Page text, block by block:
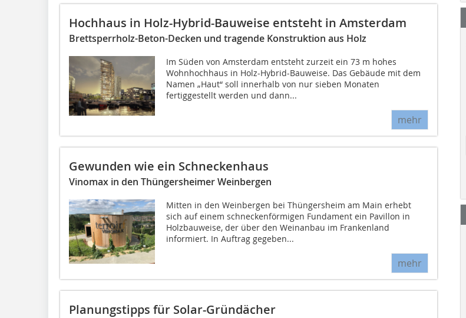
Hochhaus in Holz-Hybrid-Bauweise entsteht in Amsterdam
Brettsperrholz-Beton-Decken und tragende Konstruktion aus Holz
Im Süden von Amsterdam entsteht zurzeit ein 73 m hohes
Wohnhochhaus in Holz-Hybrid-Bauweise. Das Gebäude mit dem
Namen „Haut“ soll innerhalb von nur sieben Monaten
fertiggestellt werden und dann...
mehr
Gewunden wie ein Schneckenhaus
Vinomax in den Thüngersheimer Weinbergen
Mitten in den Weinbergen bei Thüngersheim am Main erhebt
sich auf einem schneckenförmigen Fundament ein Pavillon in
Holzbauweise, der über den Weinanbau im Frankenland
informiert. In Auftrag gegeben...
mehr
Planungstipps für Solar-Gründächer